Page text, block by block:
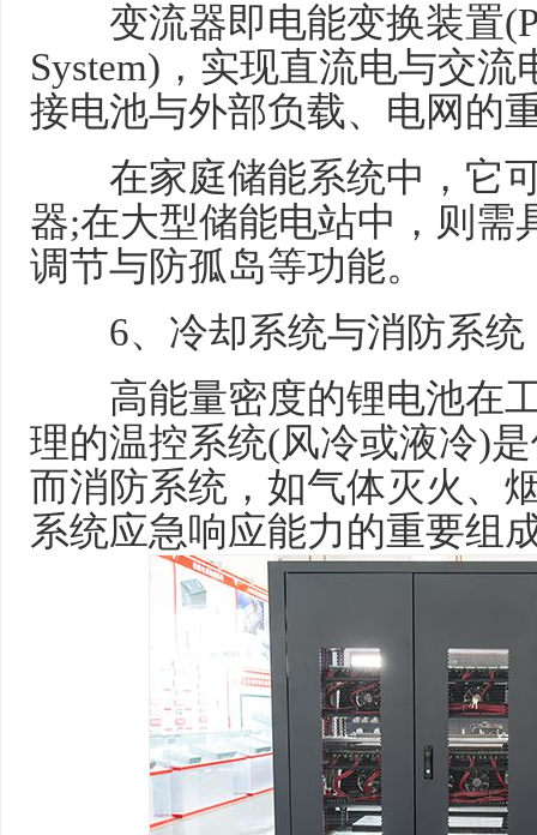
变流器即电能变换装置
System)，实现直流电与交
接电池与外部负载、电网的
在家庭储能系统中，它可
器;在大型储能电站中，则需
调节与防孤岛等功能。
6、冷却系统与消防系统
高能量密度的锂电池在工
理的温控系统(风冷或液冷)
而消防系统，如气体灭火、
系统应急响应能力的重要组